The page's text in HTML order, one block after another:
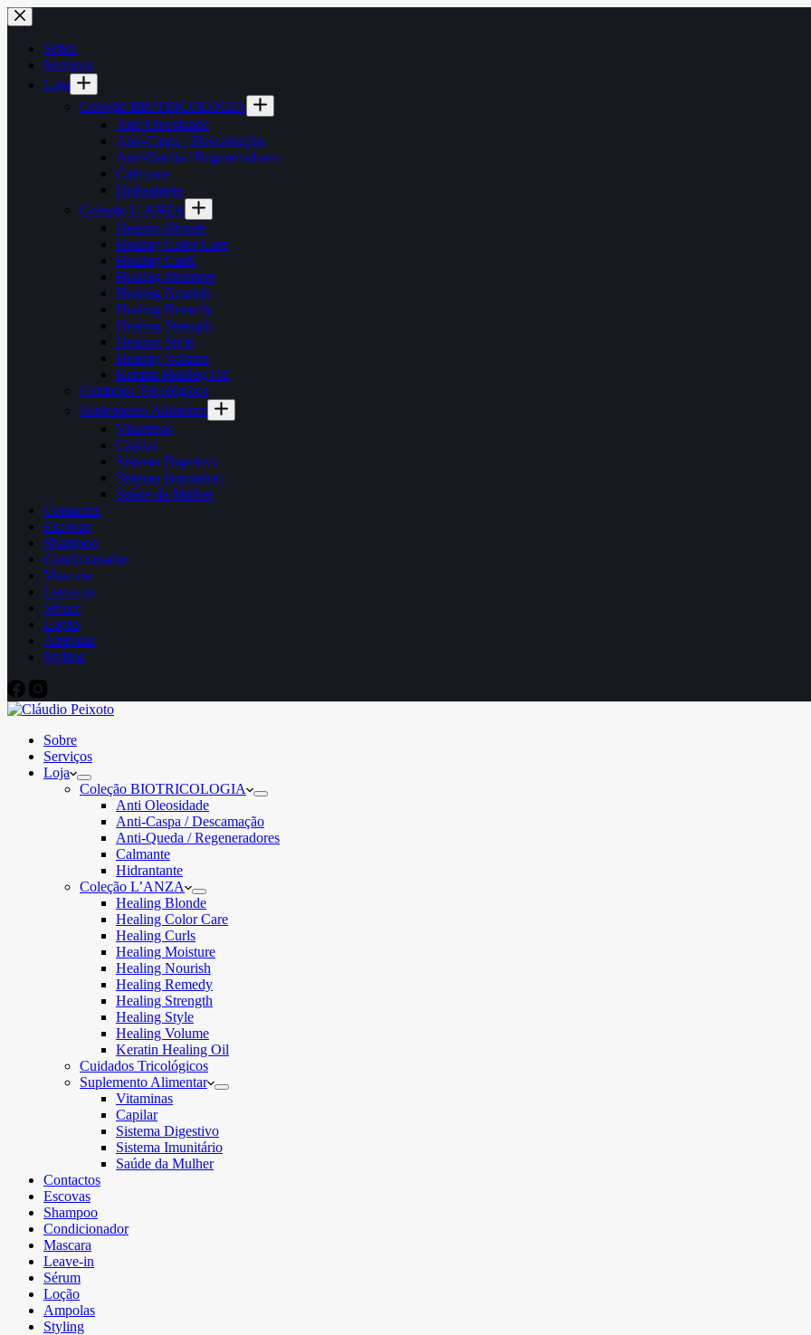
Pular
para
conteúdo
Sobre
Serviços
Loja
Coleção BIOTRICOLOGIA
Anti Oleosidade
Anti-Caspa / Descamação
Anti-Queda / Regeneradores
Calmante
Hidrantante
Coleção L’ANZA
Healing Blonde
Healing Color Care
Healing Curls
Healing Moisture
Healing Nourish
Healing Remedy
Healing Strength
Healing Style
Healing Volume
Keratin Healing Oil
Cuidados Tricológicos
Suplemento Alimentar
Vitaminas
Capilar
Sistema Digestivo
Sistema Imunitário
Saúde da Mulher
Contactos
Escovas
Shampoo
Condicionador
Mascara
Leave-in
Sérum
Loção
Ampolas
Styling
Sobre
Serviços
Loja
Coleção BIOTRICOLOGIA
Anti Oleosidade
Anti-Caspa / Descamação
Anti-Queda / Regeneradores
Calmante
Hidrantante
Coleção L’ANZA
Healing Blonde
Healing Color Care
Healing Curls
Healing Moisture
Healing Nourish
Healing Remedy
Healing Strength
Healing Style
Healing Volume
Keratin Healing Oil
Cuidados Tricológicos
Suplemento Alimentar
Vitaminas
Capilar
Sistema Digestivo
Sistema Imunitário
Saúde da Mulher
Contactos
Escovas
Shampoo
Condicionador
Mascara
Leave-in
Sérum
Loção
Ampolas
Styling